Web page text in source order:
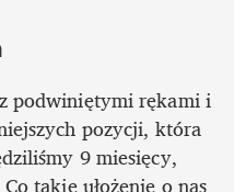
podwiniętymi rękami i
pozycji, która
9 miesięcy,